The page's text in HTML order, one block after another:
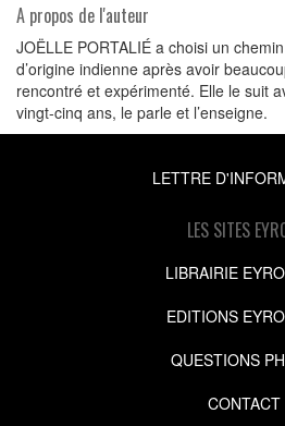
A propos de l'auteur
JOËLLE PORTALIÉ a choisi un
d’origine indienne après avoir
rencontré et expérimenté. Elle le suit
vingt-cinq ans, le parle et l’enseigne.
LETTRE
LES SITES
LIBRAIRIE
EDITIONS
QUESTIONS
CONTACT